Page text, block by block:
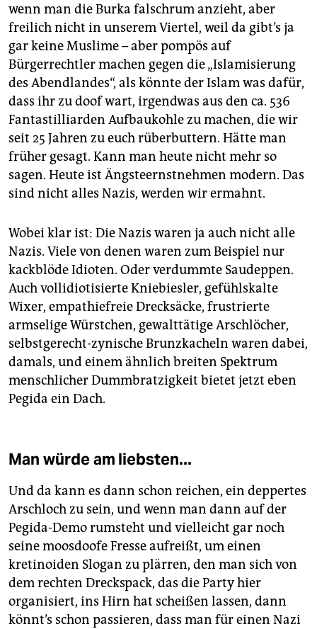
wenn man die Burka falschrum anzieht, aber
freilich nicht in unserem Viertel, weil da gibt’s ja
gar keine Muslime – aber pompös auf
Bürgerrechtler machen gegen die „Islamisierung
des Abendlandes“, als könnte der Islam was dafür,
dass ihr zu doof wart, irgendwas aus den ca. 536
Fantastilliarden Aufbaukohle zu machen, die wir
seit 25 Jahren zu euch rüberbuttern. Hätte man
früher gesagt. Kann man heute nicht mehr so
sagen. Heute ist Ängsteernstnehmen modern. Das
sind nicht alles Nazis, werden wir ermahnt.
Wobei klar ist: Die Nazis waren ja auch nicht alle
Nazis. Viele von denen waren zum Beispiel nur
kackblöde Idioten. Oder verdummte Saudeppen.
Auch vollidiotisierte Kniebiesler, gefühlskalte
Wixer, empathiefreie Drecksäcke, frustrierte
armselige Würstchen, gewalttätige Arschlöcher,
selbstgerecht-zynische Brunzkacheln waren dabei,
damals, und einem ähnlich breiten Spektrum
menschlicher Dummbratzigkeit bietet jetzt eben
Pegida ein Dach.
Man würde am liebsten...
Und da kann es dann schon reichen, ein deppertes
Arschloch zu sein, und wenn man dann auf der
Pegida-Demo rumsteht und vielleicht gar noch
seine moosdoofe Fresse aufreißt, um einen
kretinoiden Slogan zu plärren, den man sich von
dem rechten Dreckspack, das die Party hier
organisiert, ins Hirn hat scheißen lassen, dann
könnt’s schon passieren, dass man für einen Nazi